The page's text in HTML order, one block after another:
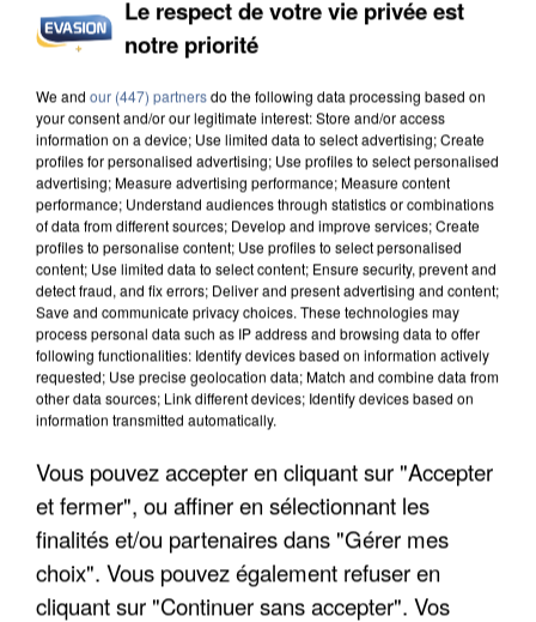
L’UN DES FONDATEURS SUPPOSÉS DE LA DZ
MAFIA INTERPELLÉ EN ALGÉRIE
UN SECOND CADRE DE LA DZ MAFIA
INTERPELLÉ EN ALGÉRIE
Le respect de votre vie privée est
notre priorité
We and our (447) partnersdo the following data processing based on
your consent and/or our legitimate interest: Store and/or access
information on a device; Use limited data to select advertising; Create
profiles for personalised advertising; Use profiles to select personalised
advertising; Measure advertising performance; Measure content
performance; Understand audiences through statistics or combinations
of data from different sources; Develop and improve services; Create
profiles to personalise content; Use profiles to select personalised
content; Use limited data to select content; Ensure security, prevent and
detect fraud, and fix errors; Deliver and present advertising and content;
Save and communicate privacy choices. These technologies may
process personal data such as IP address and browsing data to offer
following functionalities: Identify devices based on information actively
requested; Use precise geolocation data; Match and combine data from
other data sources; Link different devices; Identify devices based on
information transmitted automatically.
Vous pouvez accepter en cliquant sur "Accepter
et fermer", ou affiner en sélectionnant les
finalités et/ou partenaires dans "Gérer mes
choix". Vous pouvez également refuser en
cliquant sur "Continuer sans accepter". Vos